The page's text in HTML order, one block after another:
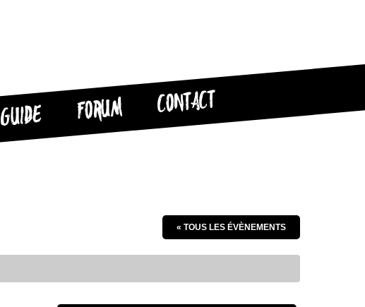
GUIDE FORUM CONTACT
« TOUS LES ÉVÈNEMENTS